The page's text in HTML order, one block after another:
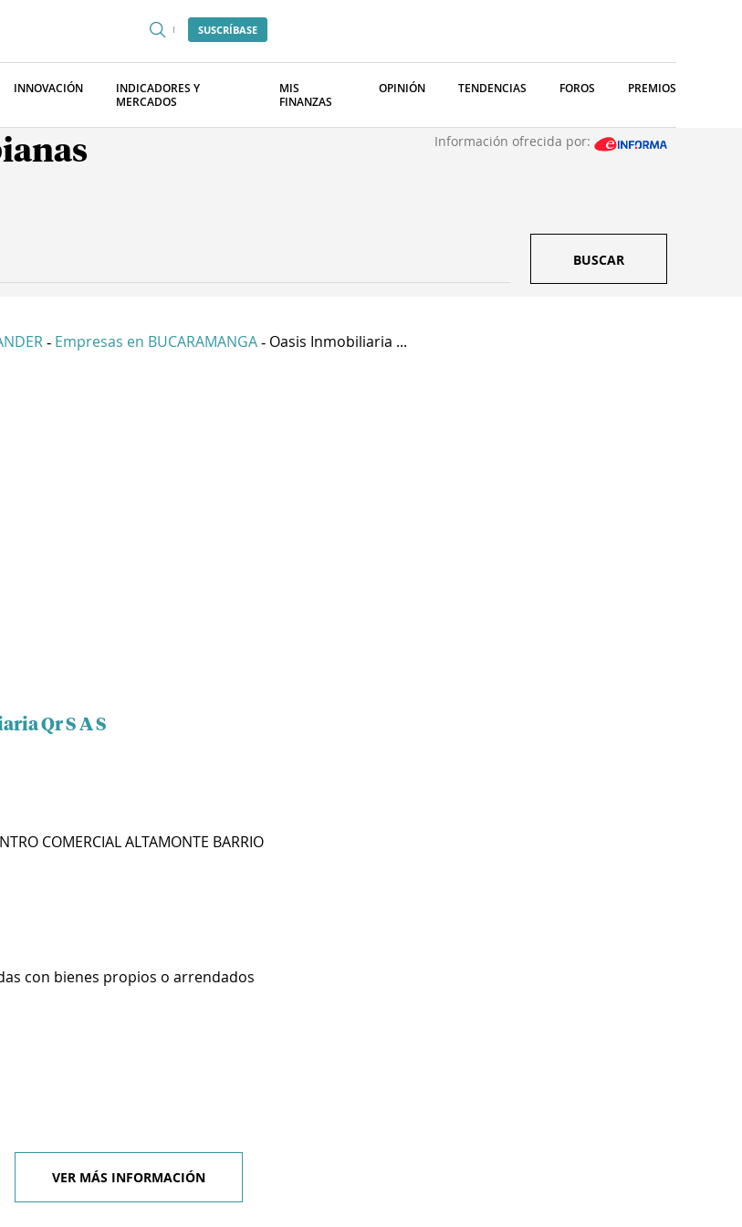
SUSCRÍBASE
INNOVACIÓN
INDICADORES Y
MERCADOS
MIS
FINANZAS
OPINIÓN TENDENCIAS FOROS PREMIOS
Información ofrecida por:
BUSCAR
- Empresas en BUCARAMANGA - Oasis Inmobiliaria ...
Qr S A S
COMERCIAL ALTAMONTE BARRIO
con bienes propios o arrendados
VER MÁS INFORMACIÓN